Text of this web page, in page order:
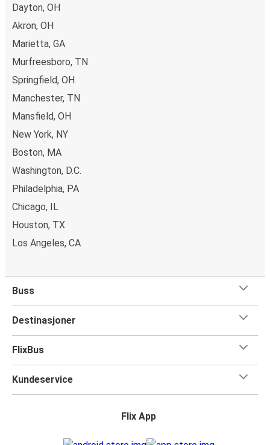
Dayton, OH
Akron, OH
Marietta, GA
Murfreesboro, TN
Springfield, OH
Manchester, TN
Mansfield, OH
New York, NY
Boston, MA
Washington, D.C.
Philadelphia, PA
Chicago, IL
Houston, TX
Los Angeles, CA
Buss
Destinasjoner
FlixBus
Kundeservice
Flix App